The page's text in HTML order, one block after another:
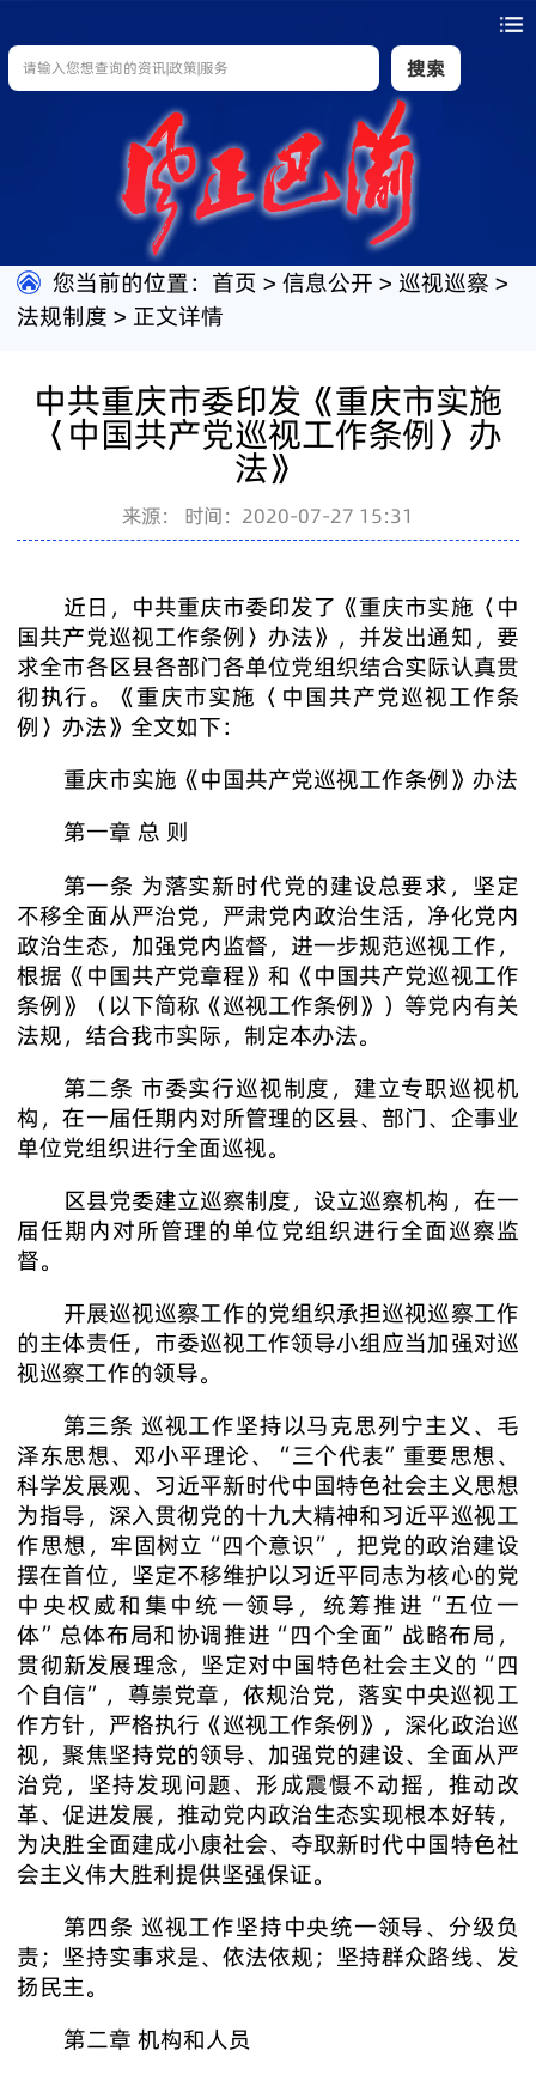
搜索
您当前的位置： 首页 >信息公开 >巡视巡察 >
法规制度 > 正文详情
中共重庆市委印发《重庆市实施
〈中国共产党巡视工作条例〉办
法》
来源： 时间：2020-07-27 15:31
近日，中共重庆市委印发了《重庆市实施〈中
国共产党巡视工作条例〉办法》，并发出通知，要
求全市各区县各部门各单位党组织结合实际认真贯
彻执行。《重庆市实施〈中国共产党巡视工作条
例〉办法》全文如下：
重庆市实施《中国共产党巡视工作条例》办法
第一章 总 则
第一条 为落实新时代党的建设总要求，坚定
不移全面从严治党，严肃党内政治生活，净化党内
政治生态，加强党内监督，进一步规范巡视工作，
根据《中国共产党章程》和《中国共产党巡视工作
条例》（以下简称《巡视工作条例》）等党内有关
法规，结合我市实际，制定本办法。
第二条 市委实行巡视制度，建立专职巡视机
构，在一届任期内对所管理的区县、部门、企事业
单位党组织进行全面巡视。
区县党委建立巡察制度，设立巡察机构，在一
届任期内对所管理的单位党组织进行全面巡察监
督。
开展巡视巡察工作的党组织承担巡视巡察工作
的主体责任，市委巡视工作领导小组应当加强对巡
视巡察工作的领导。
第三条 巡视工作坚持以马克思列宁主义、毛
泽东思想、邓小平理论、“三个代表”重要思想、
科学发展观、习近平新时代中国特色社会主义思想
为指导，深入贯彻党的十九大精神和习近平巡视工
作思想，牢固树立“四个意识”，把党的政治建设
摆在首位，坚定不移维护以习近平同志为核心的党
中央权威和集中统一领导，统筹推进“五位一
体”总体布局和协调推进“四个全面”战略布局，
贯彻新发展理念，坚定对中国特色社会主义的“四
个自信”，尊崇党章，依规治党，落实中央巡视工
作方针，严格执行《巡视工作条例》，深化政治巡
视，聚焦坚持党的领导、加强党的建设、全面从严
治党，坚持发现问题、形成震慑不动摇，推动改
革、促进发展，推动党内政治生态实现根本好转，
为决胜全面建成小康社会、夺取新时代中国特色社
会主义伟大胜利提供坚强保证。
第四条 巡视工作坚持中央统一领导、分级负
责；坚持实事求是、依法依规；坚持群众路线、发
扬民主。
第二章 机构和人员